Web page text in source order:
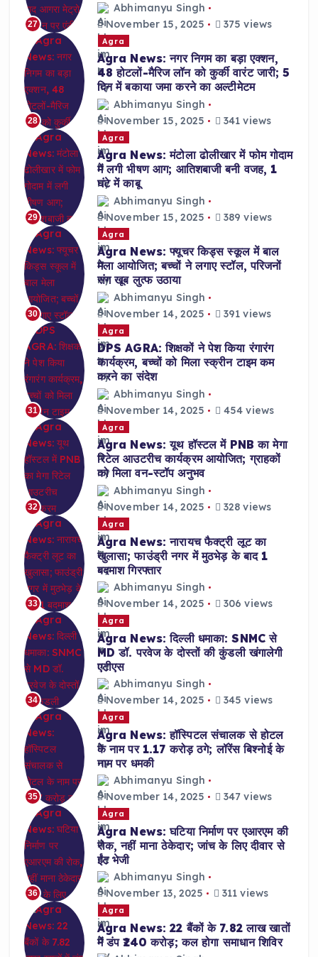
27
Abhimanyu Singh
November 15, 2025
375 views
28
Agra
Agra News: नगर निगम का बड़ा एक्शन,
48 होटलों-मैरिज लॉन को कुर्की वारंट जारी; 5
दिन में बकाया जमा करने का अल्टीमेटम
Abhimanyu Singh
November 15, 2025
341 views
29
Agra
Agra News: मंटोला ढोलीखार में फोम गोदाम
में लगी भीषण आग; आतिशबाजी बनी वजह, 1
घंटे में काबू
Abhimanyu Singh
November 15, 2025
389 views
30
Agra
Agra News: फ्यूचर किड्स स्कूल में बाल
मेला आयोजित; बच्चों ने लगाए स्टॉल, परिजनों
संग खूब लुत्फ उठाया
Abhimanyu Singh
November 14, 2025
391 views
31
Agra
DPS AGRA: शिक्षकों ने पेश किया रंगारंग
कार्यक्रम, बच्चों को मिला स्क्रीन टाइम कम
करने का संदेश
Abhimanyu Singh
November 14, 2025
454 views
32
Agra
Agra News: यूथ हॉस्टल में PNB का मेगा
रिटेल आउटरीच कार्यक्रम आयोजित; ग्राहकों
को मिला वन-स्टॉप अनुभव
Abhimanyu Singh
November 14, 2025
328 views
33
Agra
Agra News: नारायच फैक्ट्री लूट का
खुलासा; फाउंड्री नगर में मुठभेड़ के बाद 1
बदमाश गिरफ्तार
Abhimanyu Singh
November 14, 2025
306 views
34
Agra
Agra News: दिल्ली धमाका: SNMC से
MD डॉ. परवेज के दोस्तों की कुंडली खंगालेगी
एटीएस
Abhimanyu Singh
November 14, 2025
345 views
35
Agra
Agra News: हॉस्पिटल संचालक से होटल
के नाम पर 1.17 करोड़ ठगे; लॉरेंस बिश्नोई के
नाम पर धमकी
Abhimanyu Singh
November 14, 2025
347 views
36
Agra
Agra News: घटिया निर्माण पर एआरएम की
रोक, नहीं माना ठेकेदार; जांच के लिए दीवार से
ईंट भेजी
Abhimanyu Singh
November 13, 2025
311 views
Agra
Agra News: 22 बैंकों के 7.82 लाख खातों
में डंप ₹240 करोड़; कल होगा समाधान शिविर